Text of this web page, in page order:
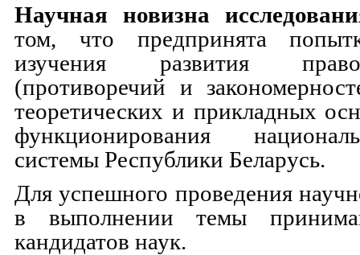
Научная новизна
том, что предпринята
изучения развития
(противоречий и
теоретических и прикладных
функционирования
системы Республики Беларусь.
Для успешного проведения
в выполнении темы
кандидатов наук.